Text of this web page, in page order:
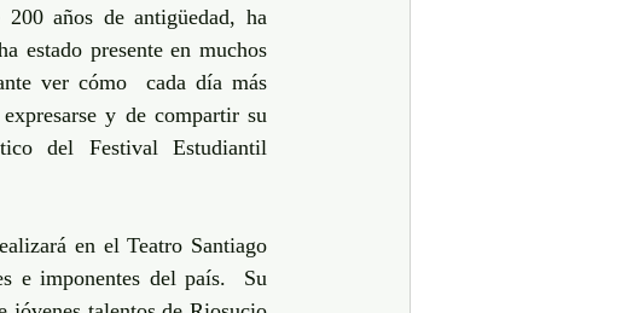
años de antigüedad, ha
estado presente en muchos
ver cómo  cada día más
y de compartir su
del Festival Estudiantil
en el Teatro Santiago
e imponentes del país.  Su